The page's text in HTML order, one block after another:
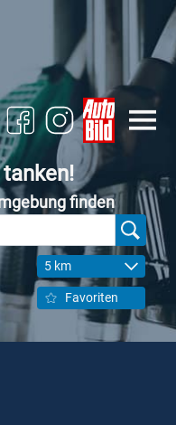
finden
5 km
Favoriten